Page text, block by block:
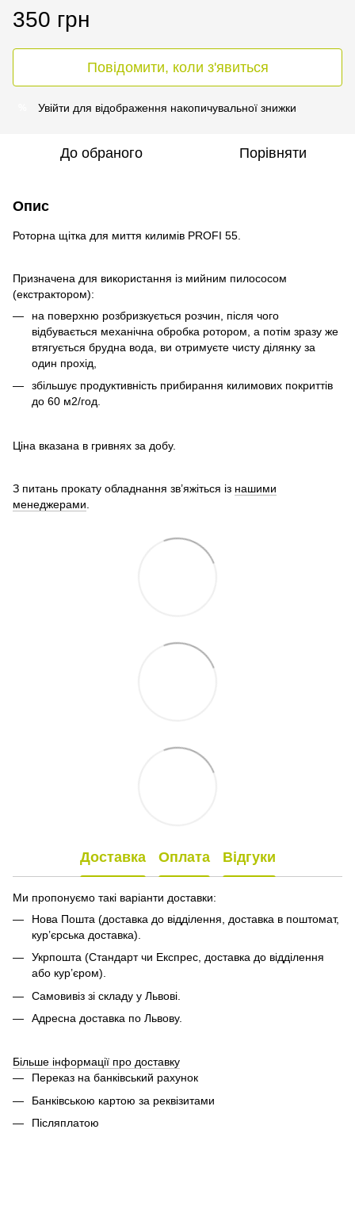
350 грн
Повідомити, коли з'явиться
Увійти для відображення накопичувальної знижки
До обраного Порівняти
Опис
Роторна щітка для миття килимів PROFI 55.
Призначена для використання із мийним пилососом
(екстрактором):
на поверхню розбризкується розчин, після чого
відбувається механічна обробка ротором, а потім зразу же
втягується брудна вода, ви отримуєте чисту ділянку за
один прохід,
збільшує продуктивність прибирання килимових покриттів
до 60 м2/год.
Ціна вказана в гривнях за добу.
З питань прокату обладнання зв’яжіться із нашими
менеджерами
Доставка Оплата Відгуки
Ми пропонуємо такі варіанти доставки:
Нова Пошта (доставка до відділення, доставка в поштомат,
кур’єрська доставка).
Укрпошта (Стандарт чи Експрес, доставка до відділення
або кур’єром).
Самовивіз зі складу у Львові.
Адресна доставка по Львову.
Більше інформації про доставку
Переказ на банківський рахунок
Банківською картою за реквізитами
Післяплатою